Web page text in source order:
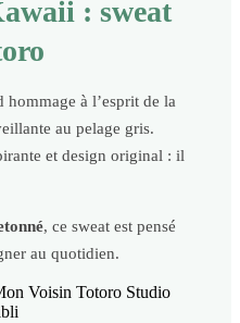
: sweat
à l’esprit de la
au pelage gris.
et design original : il
, ce sweat est pensé
au quotidien.